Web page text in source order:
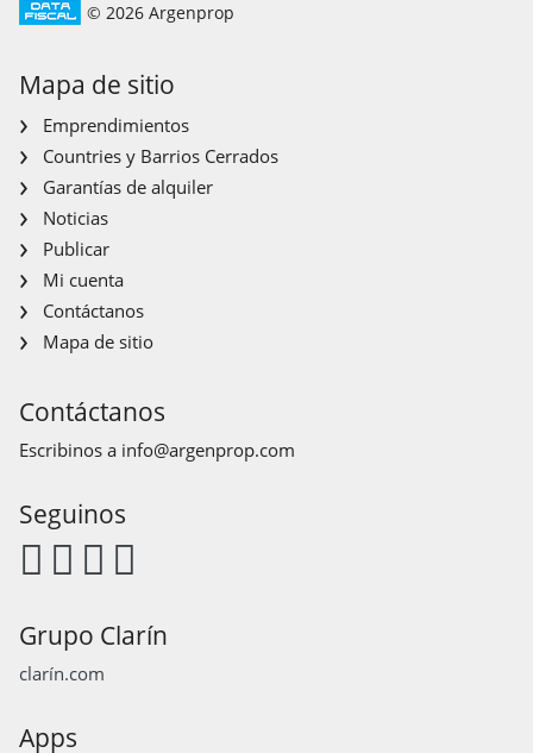
© 2026 Argenprop
Mapa de sitio
Emprendimientos
Countries y Barrios Cerrados
Garantías de alquiler
Noticias
Publicar
Mi cuenta
Contáctanos
Mapa de sitio
Contáctanos
Escribinos a info@argenprop.com
Seguinos
Grupo Clarín
clarín.com
Apps